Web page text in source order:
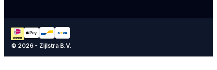
© 2026 - Zijlstra B.V.